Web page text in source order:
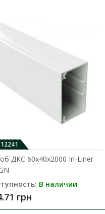
ДКС 60х40х2000 In-Liner
В наличии
грн